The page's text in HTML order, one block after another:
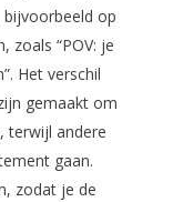
op
zoals “POV: je
Het verschil
gemaakt om
terwijl andere
gaan.
zodat je de